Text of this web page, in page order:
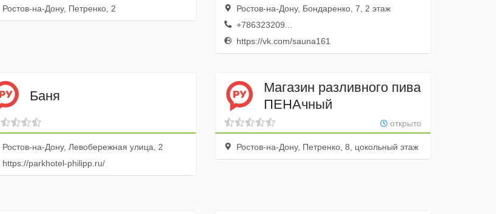
Ростов-на-Дону, Петренко, 2
Ростов-на-Дону, Бондаренко, 7, 2 этаж
+786323209...
https://vk.com/sauna161
Баня
Ростов-на-Дону, Левобережная улица, 2
https://parkhotel-philipp.ru/
Магазин разливного пива
ПЕНАчный
открыто
Ростов-на-Дону, Петренко, 8, цокольный этаж